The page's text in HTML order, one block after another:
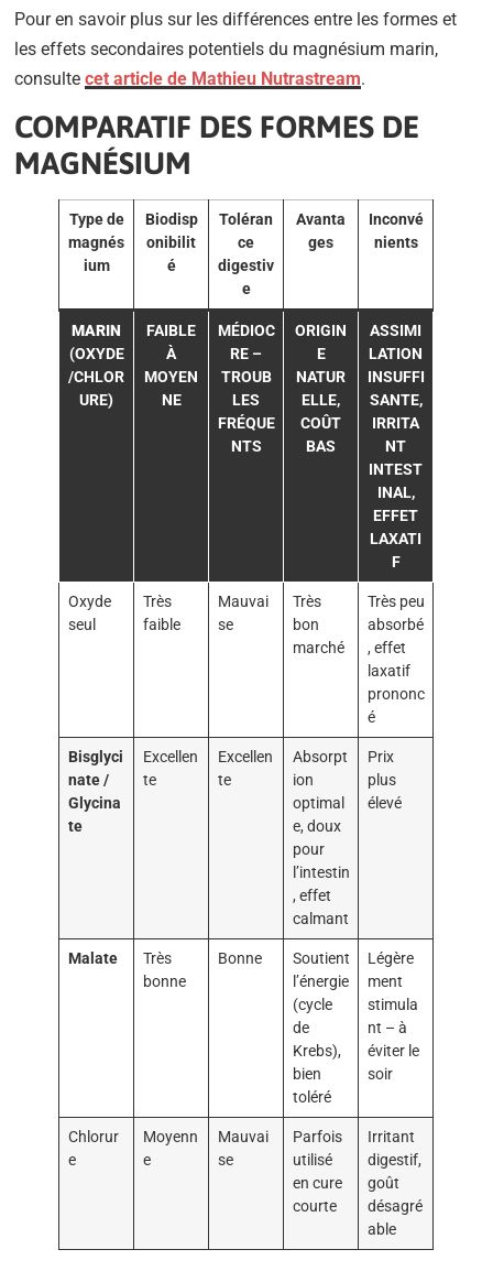
Pour en savoir plus sur les différences entre les formes et
les effets secondaires potentiels du magnésium marin,
consultecet article de Mathieu Nutrastream.
COMPARATIF DES FORMES DE
MAGNÉSIUM
Type de
magnés
ium
Biodisp
onibilit
é
Toléran
ce
digestiv
e
Avanta
ges
Inconvé
nients
MARIN
(OXYDE
/CHLOR
URE)
FAIBLE
À
MOYEN
NE
MÉDIOC
RE –
TROUB
LES
FRÉQUE
NTS
ORIGIN
E
NATUR
ELLE,
COÛT
BAS
ASSIMI
LATION
INSUFFI
SANTE,
IRRITA
NT
INTEST
INAL,
EFFET
LAXATI
F
Oxyde
seul
Très
faible
Mauvai
se
Très
bon
marché
Très peu
absorbé
, effet
laxatif
prononc
é
Bisglyci
nate /
Glycina
te
Excellen
te
Excellen
te
Absorpt
ion
optimal
e, doux
pour
l’intestin
, effet
calmant
Prix
plus
élevé
Malate
Très
bonne
Bonne
Soutient
l’énergie
(cycle
de
Krebs),
bien
toléré
Légère
ment
stimula
nt – à
éviter le
soir
Chlorur
e
Moyenn
e
Mauvai
se
Parfois
utilisé
en cure
courte
Irritant
digestif,
goût
désagré
able